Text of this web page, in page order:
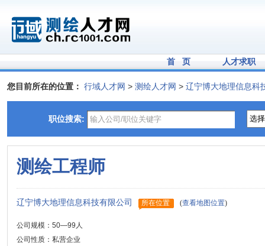
首 页 人才求职
您目前所在的位置： 行域人才网 > 测绘人才网 > 辽宁博大地理信息科
职位搜索:
测绘工程师
辽宁博大地理信息科技有限公司 所在位置 (查看地图位置)
公司规模：50—99人
公司性质：私营企业